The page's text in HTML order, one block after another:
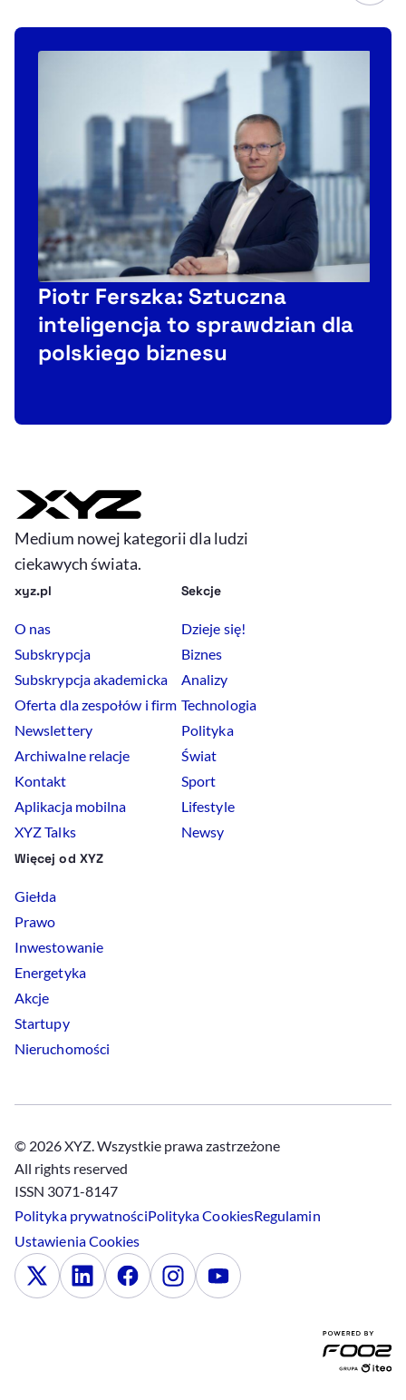
Piotr Ferszka: Sztuczna
inteligencja to sprawdzian dla
polskiego biznesu
Medium nowej kategorii dla ludzi
ciekawych świata.
xyz.pl
O nas
Subskrypcja
Subskrypcja akademicka
Oferta dla zespołów i firm
Newslettery
Archiwalne relacje
Kontakt
Aplikacja mobilna
XYZ Talks
Sekcje
Dzieje się!
Biznes
Analizy
Technologia
Polityka
Świat
Sport
Lifestyle
Newsy
Więcej od XYZ
Giełda
Prawo
Inwestowanie
Energetyka
Akcje
Startupy
Nieruchomości
© 2026 XYZ. Wszystkie prawa zastrzeżone
All rights reserved
ISSN 3071-8147
Polityka prywatnościPolitykaCookiesRegulamin
UstawieniaCookies
x LinkedinFacebookInstagramYoutube